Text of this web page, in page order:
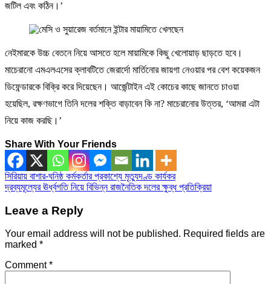
জটিল এবং কঠিন।’
নেইমারকে উচ্চ বেতনে নিয়ে আসতে হলে মায়ামিকে কিছু খেলোয়াড় ছাড়তে হবে।
মাচেরানো এমএলএসের ক্লাবটিতে জেরার্দো মার্তিনোর জায়গা নেওয়ার পর বেশ কয়েকজন
ডিফেন্ডারকে বিক্রি করে দিয়েছেন। আর্জেন্টাইন এই কোচের কাছে জানতে চাওয়া
হয়েছিল, রক্ষণভাগে তিনি দলের শক্তি বাড়াবেন কি না? মাচেরানোর উত্তর, ‘আমরা এটা
নিয়ে কাজ করছি।’
Share With Your Friends
Post
navigation
সিরিয়ায় বাশার-ঘনিষ্ঠ কর্মকর্তার প্রকাশ্যে মৃত্যুদণ্ড কার্যকর
দ্রব্যমূল্যের ঊর্ধ্বগতি নিয়ে বিভিন্ন রাজনৈতিক দলের ক্ষুব্ধ প্রতিক্রিয়া
Leave a Reply
Your email address will not be published. Required fields are
marked *
Comment*